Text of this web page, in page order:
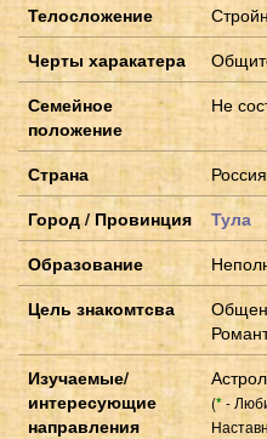
Телосложение
Черты харакатера
Семейное
положение
Не
Страна
Россия
Город / Провинция
Тула
Образование
Цель знакомтсва
Изучаемые/
интересующие
направления
(*-